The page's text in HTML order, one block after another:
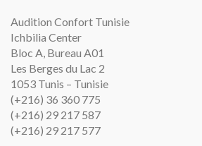
Audition Confort Tunisie
Ichbilia Center
Bloc A, Bureau A01
Les Berges du Lac 2
1053 Tunis – Tunisie
(+216) 36 360 775
(+216) 29 217 587
(+216) 29 217 577